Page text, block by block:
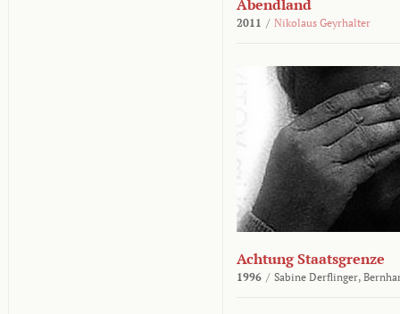
Abendland
2011 / Nikolaus Geyrhalter
Achtung Staatsgrenze
1996 / Sabine Derflinger,